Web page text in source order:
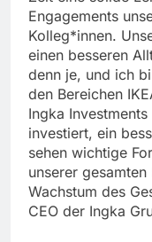
Engagements
Kolleg*innen.
einen besseren
denn je, und ich
den Bereichen
Ingka
investiert, ein
sehen wichtige
unserer
Wachstum des
CEO der Ingka